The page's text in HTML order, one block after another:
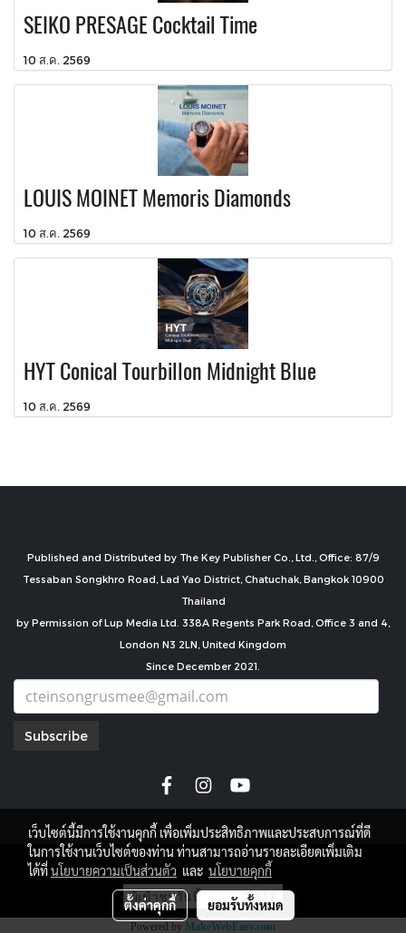
SEIKO PRESAGE Cocktail Time
10 ส.ค. 2569
LOUIS MOINET Memoris Diamonds
10 ส.ค. 2569
HYT Conical Tourbillon Midnight Blue
10 ส.ค. 2569
Published and Distributed by The Key Publisher Co., Ltd., Office: 87/9
Tessaban Songkhro Road, Lad Yao District, Chatuchak, Bangkok 10900
Thailand
by Permission of Lup Media Ltd. 338A Regents Park Road, Office 3 and 4,
London N3 2LN, United Kingdom
Since December 2021.
Subscribe
copyright by
ผู้เข้าชมวันนี้
2,617
Powered by MakeWebEasy.com
เว็บไซต์นี้มีการใช้งานคุกกี้ เพื่อเพิ่มประสิทธิภาพและประสบการณ์ที่ดี
ในการใช้งานเว็บไซต์ของท่าน ท่านสามารถอ่านรายละเอียดเพิ่มเติม
ได้ที่นโยบายความเป็นส่วนตัว และ นโยบายคุกกี้
ตั้งค่าคุกกี้ ยอมรับทั้งหมด